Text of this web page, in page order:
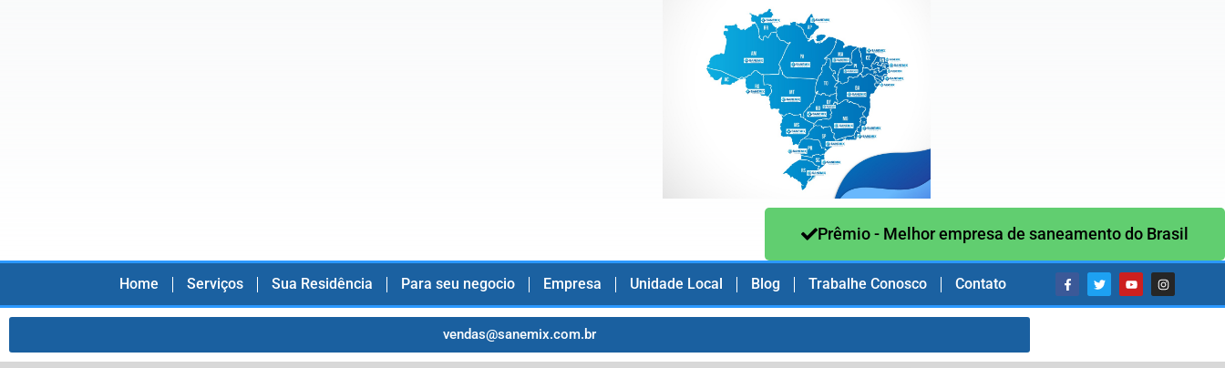
Prêmio - Melhor empresa de saneamento do Brasil
Home Serviços Sua Residência Para seu negocio Empresa Unidade Local Blog Trabalhe Conosco Contato
vendas@sanemix.com.br